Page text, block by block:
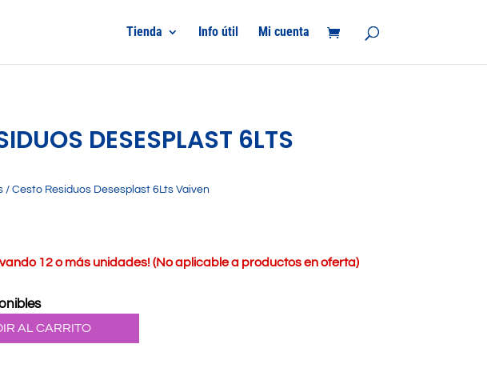
Tienda Info útil Mi cuenta
DESESPLAST 6LTS
/ Cesto Residuos Desesplast 6Lts Vaiven
12 o más unidades! (No aplicable a productos en oferta)
AL CARRITO